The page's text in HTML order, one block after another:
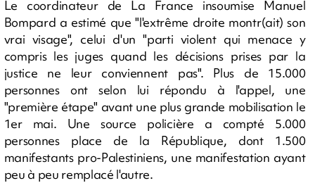
Le coordinateur de La France insoumise Manuel
Bompard a estimé que "l'extrême droite montr(ait) son
vrai visage", celui d'un "parti violent qui menace y
compris les juges quand les décisions prises par la
justice ne leur conviennent pas". Plus de 15.000
personnes ont selon lui répondu à l'appel, une
"première étape" avant une plus grande mobilisation le
1er mai. Une source policière a compté 5.000
personnes place de la République, dont 1.500
manifestants pro-Palestiniens, une manifestation ayant
peu à peu remplacé l'autre.